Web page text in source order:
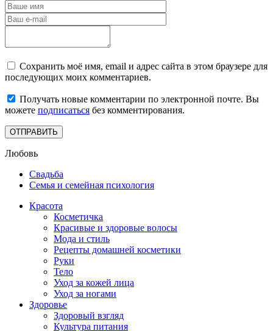
Сохранить моё имя, email и адрес сайта в этом браузере для
последующих моих комментариев.
Получать новые комментарии по электронной почте. Вы
можете подписаться без комментирования.
Любовь
Свадьба
Семья и семейная психология
Красота
Косметичка
Красивые и здоровые волосы
Мода и стиль
Рецепты домашней косметики
Руки
Тело
Уход за кожей лица
Уход за ногами
Здоровье
Здоровый взгляд
Культура питания